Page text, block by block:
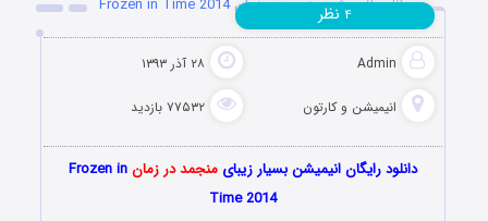
دانلود انیمیشن منجمد در زمان Frozen in Time 2014
Admin ۲۸ آذر ۱۳۹۳
انیمیشن و کارتون ۷۷۵۳۲ بازدید
۴ نظر
دانلود رایگان انیمیشن بسیار زیبای منجمد در زمانFrozen in
Time 2014